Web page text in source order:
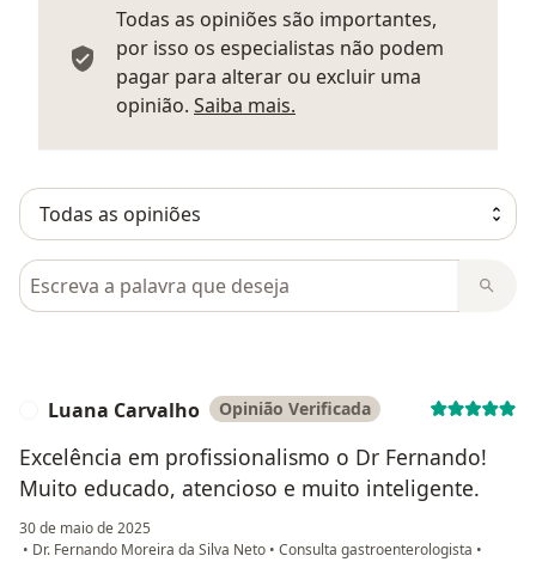
Todas as opiniões são importantes,
por isso os especialistas não podem
pagar para alterar ou excluir uma
opinião. Saiba mais.
Pesquisar em opiniões
Luana Carvalho Opinião Verificada
Excelência em profissionalismo o Dr Fernando!
Muito educado, atencioso e muito inteligente.
30 de maio de 2025
• Dr. Fernando Moreira da Silva Neto • Consulta gastroenterologista •